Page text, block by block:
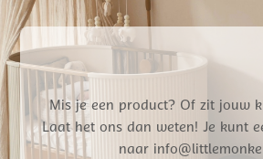
Mis je een product? Of zit jouw
Laat het ons dan weten! Je kunt
naar